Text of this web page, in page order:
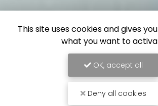
This site uses cookies and gives
what you want to
OK, accept all
Deny all cookies